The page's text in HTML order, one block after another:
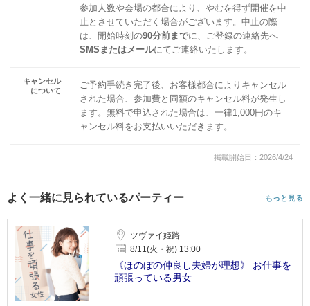
参加人数や会場の都合により、やむを得ず開催を中
止とさせていただく場合がございます。中止の際
は、開始時刻の90分前までに、ご登録の連絡先へ
SMSまたはメールにてご連絡いたします。
キャンセル
について
ご予約手続き完了後、お客様都合によりキャンセル
された場合、参加費と同額のキャンセル料が発生し
ます。無料で申込された場合は、一律1,000円のキ
ャンセル料をお支払いいただきます。
掲載開始日：2026/4/24
よく一緒に見られているパーティー もっと見る
ツヴァイ姫路
8/11(火・祝) 13:00
《ほのぼの仲良し夫婦が理想》 お仕事を
頑張っている男女